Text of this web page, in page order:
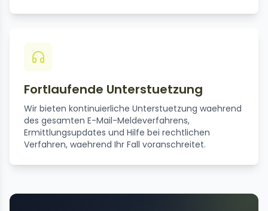
Fortlaufende Unterstuetzung
Wir bieten kontinuierliche Unterstuetzung waehrend
des gesamten E-Mail-Meldeverfahrens,
Ermittlungsupdates und Hilfe bei rechtlichen
Verfahren, waehrend Ihr Fall voranschreitet.